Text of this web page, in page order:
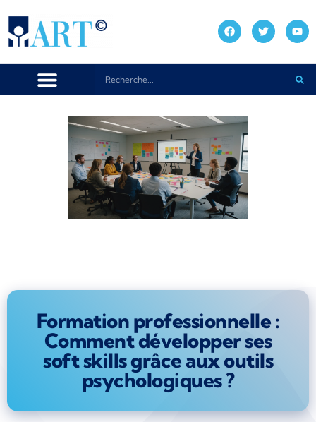
Formation professionnelle :
Comment développer ses
soft skills grâce aux outils
psychologiques ?